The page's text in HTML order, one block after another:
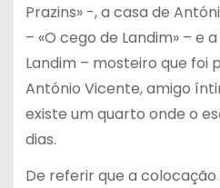
Prazins» -, a casa de
– «O cego de Landim» – e
Landim – mosteiro que foi
António Vicente, amigo
existe um quarto onde o
dias.
De referir que a